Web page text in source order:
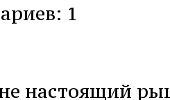
1
настоящий